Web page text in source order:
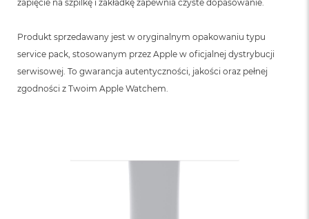
zapięcie na szpilkę i zakładkę zapewnia czyste dopasowanie.
Produkt sprzedawany jest w oryginalnym opakowaniu typu
service pack, stosowanym przez Apple w oficjalnej dystrybucji
serwisowej. To gwarancja autentyczności, jakości oraz pełnej
zgodności z Twoim Apple Watchem.